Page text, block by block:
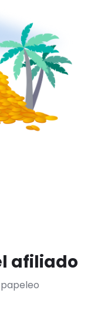
afiliado
papeleo